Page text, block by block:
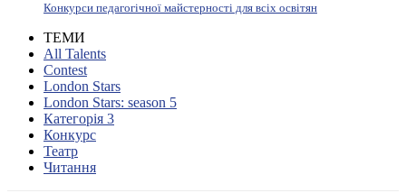
Конкурси педагогічної майстерності для всіх освітян
ТЕМИ
All Talents
Contest
London Stars
London Stars: season 5
Категорія 3
Конкурс
Театр
Читання